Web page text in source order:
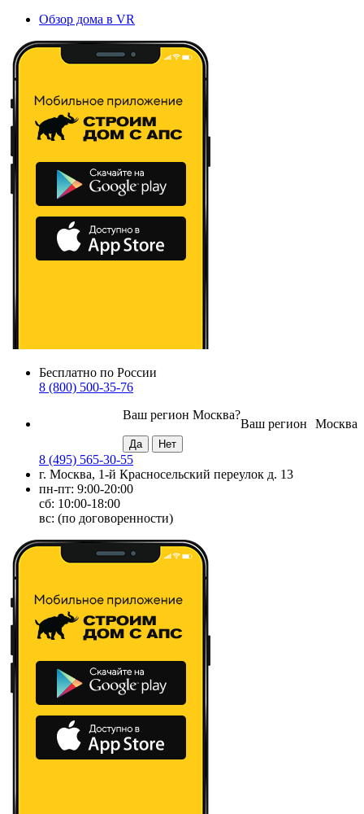
Обзор дома в VR
Бесплатно по России
8 (800) 500-35-76
Москва
Ваш регион
Ваш регион Москва?
8 (495) 565-30-55
г. Москва, 1-й Красносельский переулок д. 13
пн-пт: 9:00-20:00
сб: 10:00-18:00
вс: (по договоренности)